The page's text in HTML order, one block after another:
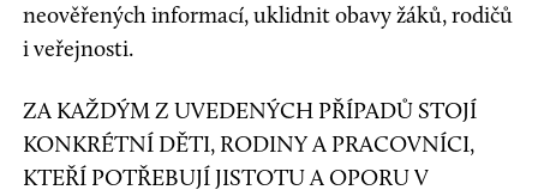
neověřených informací, uklidnit obavy žáků, rodičů
i veřejnosti.
ZA KAŽDÝM Z UVEDENÝCH PŘÍPADŮ STOJÍ
KONKRÉTNÍ DĚTI, RODINY A PRACOVNÍCI,
KTEŘÍ POTŘEBUJÍ JISTOTU A OPORU V